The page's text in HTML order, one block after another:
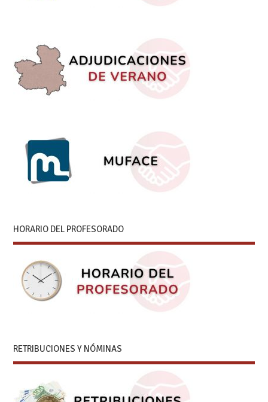
HORARIO DEL PROFESORADO
RETRIBUCIONES Y NÓMINAS